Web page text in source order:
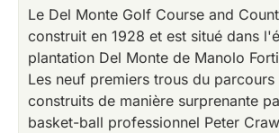
Le Del Monte Golf Course and
construit en 1928 et est situé dans
plantation Del Monte de Manolo
Les neuf premiers trous du parcours
construits de manière surprenante
basket-ball professionnel Peter